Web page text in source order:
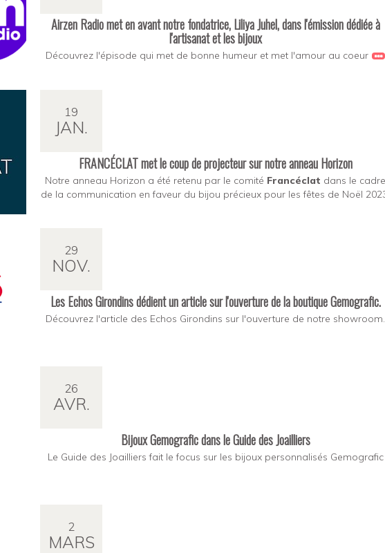
Airzen Radio met en avant notre fondatrice, Liliya Juhel, dans l'émission dédiée à
l'artisanat et les bijoux
Découvrez l'épisode qui met de bonne humeur et met l'amour au coeur
19
JAN.
FRANCÉCLAT met le coup de projecteur sur notre anneau Horizon
Notre anneau Horizon a été retenu par le comité Francéclat dans le
de la communication en faveur du bijou précieux pour les fêtes de Noël
29
NOV.
Les Echos Girondins dédient un article sur l'ouverture de la boutique Gemografic.
Découvrez l'article des Echos Girondins sur l'ouverture de notre showroom.
26
AVR.
Bijoux Gemografic dans le Guide des Joailliers
Le Guide des Joailliers fait le focus sur les bijoux personnalisés Gemografic
2
MARS